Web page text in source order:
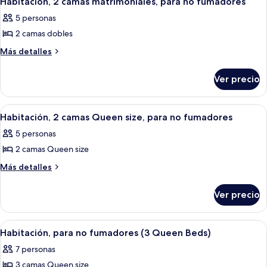
para
no
para
no
todas
las
fotos
de
camas
matrimoniales,
para
no
fumadores
5 personas
2 camas dobles
Más detalles
Más
2
camas
matrimoniales,
no
fumadores
Ver precio
Abrir
todas
las
fotos
de
camas
Queen
size,
para
no
Una habitación de hotel con dos
2
Habitación, 2 camas Queen size, para no fumadores
5 personas
2 camas Queen size
Más detalles
Más
2
camas
Queen
para
no
Ver precio
Abrir
todas
las
Un baño con lavamanos, inodoro y
1
Habitación, para no fumadores (3 Queen Beds)
7 personas
3 camas Queen size